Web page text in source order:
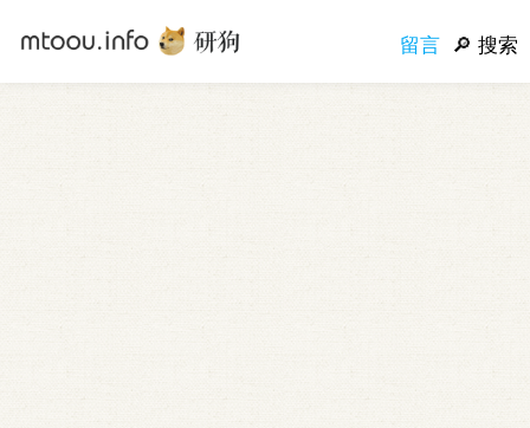
留言 搜索